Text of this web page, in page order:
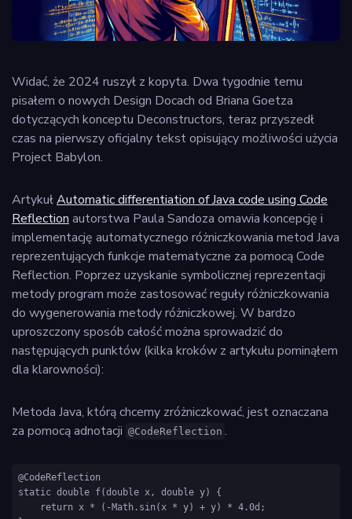
Widać, że 2024 ruszył z kopyta. Dwa tygodnie temu
pisałem o nowych Design Docach od Briana Goetza
dotyczących konceptu Deconstructors, teraz przyszedł
czas na pierwszy oficjalny tekst opisujący możliwości użycia
Project Babylon.
ArtykułAutomatic differentiation of Java code using Code
Reflection autorstwa Paula Sandoza omawia koncepcję i
implementację automatycznego różniczkowania metod Java
reprezentujących funkcje matematyczne za pomocą Code
Reflection. Poprzez uzyskanie symbolicznej reprezentacji
metody program może zastosować reguły różniczkowania
do wygenerowania metody różniczkowej. W bardzo
uproszczony sposób całość można sprowadzić do
następujących punktów (kilka kroków z artykułu pominąłem
dla klarowności):
Metoda Java, którą chcemy zróżniczkować, jest oznaczana
za pomocą adnotacji @CodeReflection .
@CodeReflection
static double f(double x, double y) {